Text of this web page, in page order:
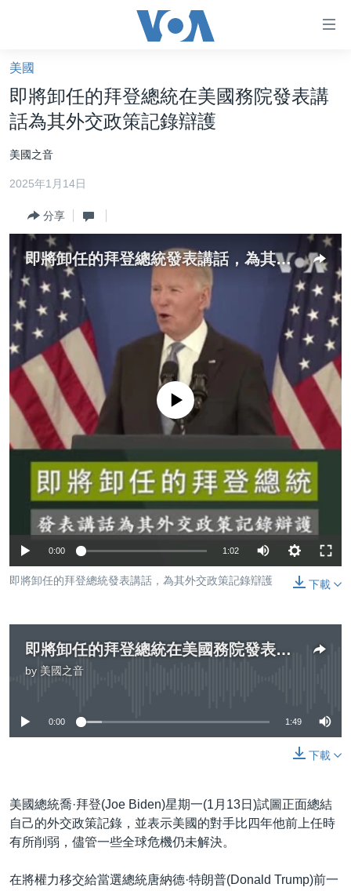
礙
鏈
接
跳
轉
內
轉
索
美國大選2024
海外港人
新聞自由
揭謊頻道
美國
中國
國際
經貿
視頻
每日視頻新聞
VOA 60秒 (國際)
美國專訊
視頻存檔
音頻
時事經緯
新聞音頻
海外港人
廣播節目表
國語
關注我們
美國
即將卸任的拜登總統在美國務院發表講
話為其外交政策記錄辯護
美國之音
2025年1月14日
分享
即將卸任的拜登總統發表講話，為其外交政策記錄辯護
No media source currently available
0:00 1:02
240p
下載
即將卸任的拜登總統發表講話，為其外交政策記錄辯護
即將卸任的拜登總統在美國務院發表講話為其外交政策記錄辯護
by 美國之音
0:00 1:49
下載
美國總統喬·拜登(Joe Biden)星期一(1月13日)試圖正面總結
自己的外交政策記錄，並表示美國的對手比四年他前上任時
有所削弱，儘管一些全球危機仍未解決。
在將權力移交給當選總統唐納德·特朗普(Donald Trump)前一